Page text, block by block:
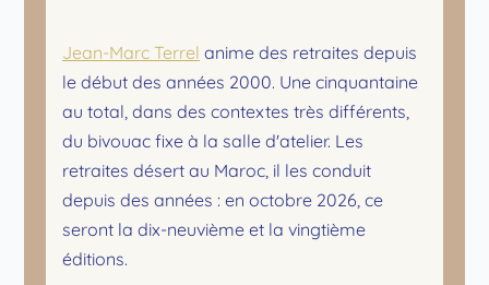
Jean-Marc Terrel anime des retraites depuis
le début des années 2000. Une cinquantaine
au total, dans des contextes très différents,
du bivouac fixe à la salle d'atelier. Les
retraites désert au Maroc, il les conduit
depuis des années : en octobre 2026, ce
seront la dix-neuvième et la vingtième
éditions.